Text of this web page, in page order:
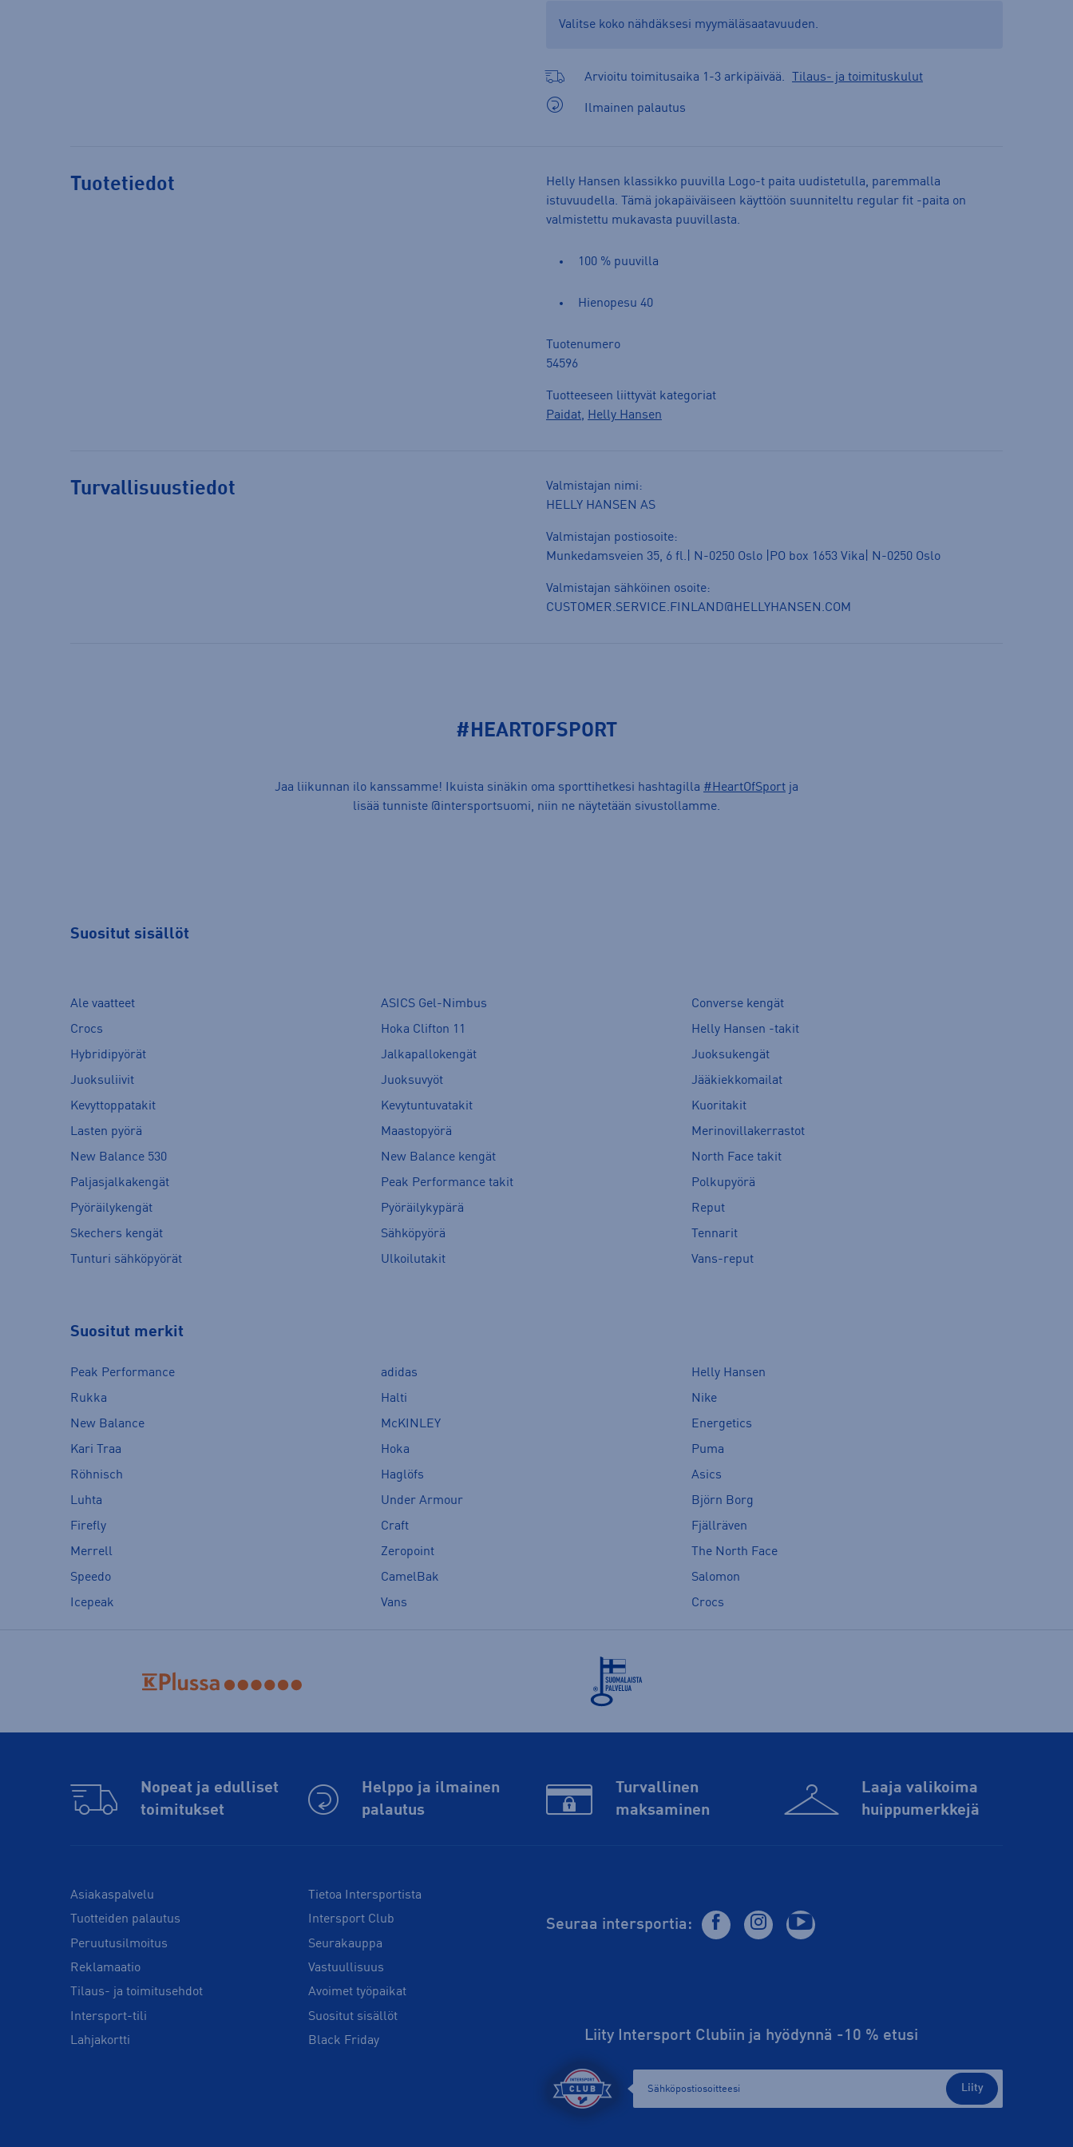
Valitse koko nähdäksesi myymäläsaatavuuden.
Arvioitu toimitusaika 1-3 arkipäivää. Tilaus- ja toimituskulut
Ilmainen palautus
Tuotetiedot
Helly Hansen klassikko puuvilla Logo-t paita uudistetulla, paremmalla
istuvuudella. Tämä jokapäiväiseen käyttöön suunniteltu regular fit -paita on
valmistettu mukavasta puuvillasta.
100 % puuvilla
Hienopesu 40
Tuotenumero
54596
Tuotteeseen liittyvät kategoriat
Paidat, Helly Hansen
Turvallisuustiedot
Valmistajan nimi:
HELLY HANSEN AS
Valmistajan postiosoite:
Munkedamsveien 35, 6 fl.| N-0250 Oslo |PO box 1653 Vika| N-0250 Oslo
Valmistajan sähköinen osoite:
CUSTOMER.SERVICE.FINLAND@HELLYHANSEN.COM
#HEARTOFSPORT
Jaa liikunnan ilo kanssamme! Ikuista sinäkin oma sporttihetkesi hashtagilla #HeartOfSport ja
lisää tunniste @intersportsuomi, niin ne näytetään sivustollamme.
Suositut sisällöt
Ale vaatteet ASICS Gel-Nimbus
Converse kengät
Crocs
Hoka Clifton 11
Helly Hansen -takit
Hybridipyörät
Jalkapallokengät
Juoksukengät
Juoksuliivit
Juoksuvyöt
Jääkiekkomailat
Kevyttoppatakit
Kevytuntuvatakit
Kuoritakit
Lasten pyörä
Maastopyörä
Merinovillakerrastot
New Balance 530
New Balance kengät
North Face takit
Paljasjalkakengät
Peak Performance takit
Polkupyörä
Pyöräilykengät
Pyöräilykypärä
Reput
Skechers kengät
Sähköpyörä
Tennarit
Tunturi sähköpyörät
Ulkoilutakit Vans-reput
Suositut merkit
Peak Performance adidas
Helly Hansen
Rukka
Halti
Nike
New Balance
McKINLEY
Energetics
Kari Traa
Hoka
Puma
Röhnisch
Haglöfs
Asics
Luhta
Under Armour
Björn Borg
Firefly
Craft
Fjällräven
Merrell
Zeropoint
The North Face
Speedo
CamelBak
Salomon
Icepeak
Vans Crocs
Nopeat ja edulliset
toimitukset
Helppo ja ilmainen
palautus
Turvallinen
maksaminen
Laaja valikoima
huippu­merkkejä
Asiakaspalvelu
Tuotteiden palautus
Peruutusilmoitus
Reklamaatio
Tilaus- ja toimitusehdot
Intersport-tili
Lahjakortti
Tietoa Intersportista
Intersport Club
Seurakauppa
Vastuullisuus
Avoimet työpaikat
Suositut sisällöt
Black Friday
Seuraa intersportia:
Liity Intersport Clubiin ja hyödynnä -10 % etusi
Liity